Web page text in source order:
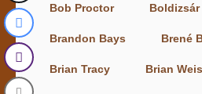
Bob Proctor
Brandon Bays Brené
Brian Tracy Brian